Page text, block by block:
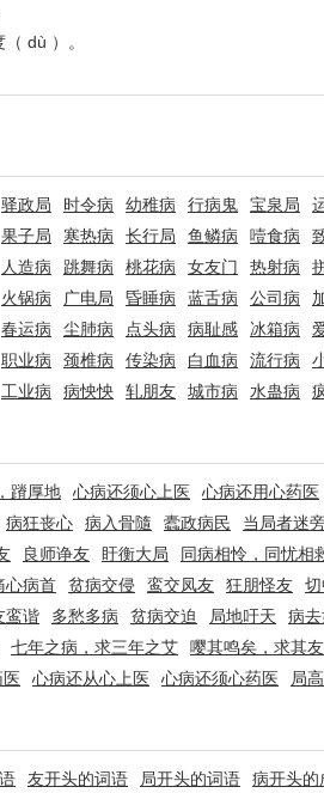
dù ）。
驿政局 时令病 幼稚病 行病鬼 宝泉局
果子局 寒热病 长行局 鱼鳞病 噎食病
人造病 跳舞病 桃花病 女友门 热射病
火锅病 广电局 昏睡病 蓝舌病 公司病
春运病 尘肺病 点头病 病耻感 冰箱病
职业病 颈椎病 传染病 白血病 流行病
工业病 病怏怏 轧朋友 城市病 水蛊病
蹐厚地 心病还须心上医 心病还用心药医
病狂丧心 病入骨隨 蠹政病民 当局者迷
良师诤友 盱衡大局 同病相怜，同忧相
心病首 贫病交侵 鸾交凤友 狂朋怪友
鸾谐 多愁多病 贫病交迫 局地吁天 病
七年之病，求三年之艾 嘤其鸣矣，求其
医 心病还从心上医 心病还须心药医 局
友开头的词语 局开头的词语 病开头的